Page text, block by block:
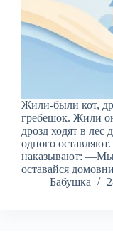
Жили-были кот,
гребешок. Жили
дрозд ходят в лес
одного
наказывают: —Мы
оставайся
Бабушка